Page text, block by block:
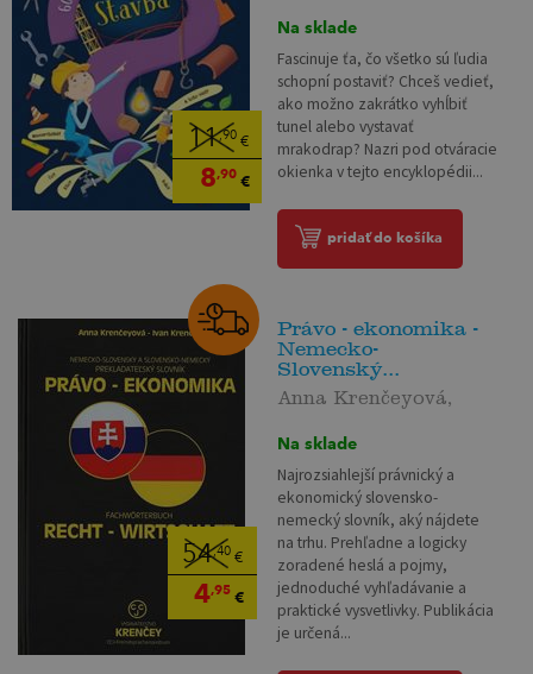
11,90€
8,90€
Na sklade
Fascinuje ťa, čo všetko sú ľudia
schopní postaviť? Chceš vedieť,
ako možno zakrátko vyhĺbiť
tunel alebo vystavať
mrakodrap? Nazri pod otváracie
okienka v tejto encyklopédii...
pridať do košíka
54,40 €
4,95 €
Právo - ekonomika -
Nemecko-
Slovenský...
Anna Krenčeyová,
Na sklade
Najrozsiahlejší právnický a
ekonomický slovensko-
nemecký slovník, aký nájdete
na trhu. Prehľadne a logicky
zoradené heslá a pojmy,
jednoduché vyhľadávanie a
praktické vysvetlivky. Publikácia
je určená...